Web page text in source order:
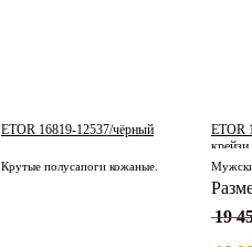
ETOR 16819-12537/чёрный
Крутые полусапоги кожаные.
ETOR
крейзи
19